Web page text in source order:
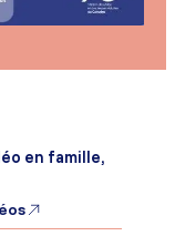
en famille,